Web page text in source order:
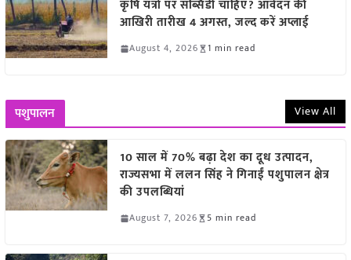
कृषि यंत्रों पर सब्सिडी चाहिए? आवेदन की
आखिरी तारीख 4 अगस्त, जल्द करें अप्लाई
August 4, 2026 1 min read
पशुपालन View All
10 साल में 70% बढ़ा देश का दूध उत्पादन,
राज्यसभा में ललन सिंह ने गिनाईं पशुपालन क्षेत्र
की उपलब्धियां
August 7, 2026 5 min read